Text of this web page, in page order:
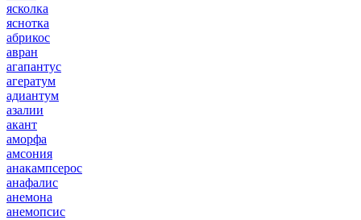
ясколка
яснотка
абрикос
авран
агапантус
агератум
адиантум
азалии
акант
аморфа
амсония
анакампсерос
анафалис
анемона
анемопсис